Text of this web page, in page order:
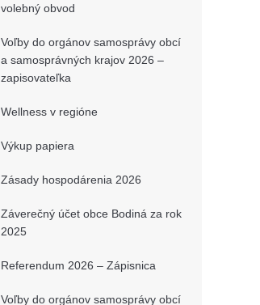
volebný obvod
Voľby do orgánov samosprávy obcí
a samosprávných krajov 2026 –
zapisovateľka
Wellness v regióne
Výkup papiera
Zásady hospodárenia 2026
Záverečný účet obce Bodiná za rok
2025
Referendum 2026 – Zápisnica
Voľby do orgánov samosprávy obcí